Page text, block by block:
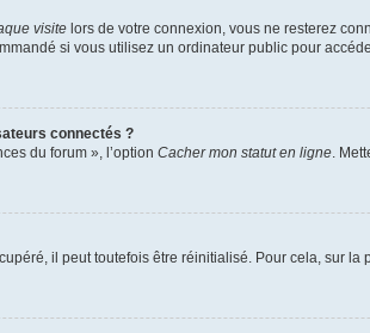
visite lors de votre connexion, vous ne resterez
si vous utilisez un ordinateur public pour
connectés ?
du forum », l’option Cacher mon statut en ligne .
il peut toutefois être réinitialisé. Pour cela, sur la